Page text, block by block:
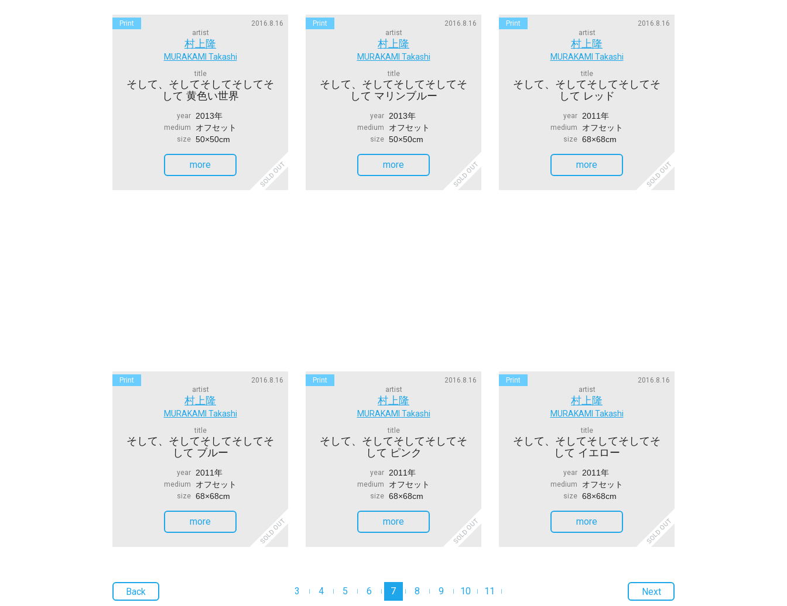
Print
2016.8.16
artist
村上隆
MURAKAMI Takashi
title
そして、そしてそしてそしてそ
して 黄色い世界
year 2013年
medium オフセット
size 50×50cm
SOLD OUT
more
Print
2016.8.16
artist
村上隆
MURAKAMI Takashi
title
そして、そしてそしてそしてそ
して マリンブルー
year 2013年
medium オフセット
size 50×50cm
SOLD OUT
more
Print
2016.8.16
artist
村上隆
MURAKAMI Takashi
title
そして、そしてそしてそしてそ
して レッド
year 2011年
medium オフセット
size 68×68cm
SOLD OUT
more
Print
2016.8.16
artist
村上隆
MURAKAMI Takashi
title
そして、そしてそしてそしてそ
して ブルー
year 2011年
medium オフセット
size 68×68cm
SOLD OUT
more
Print
2016.8.16
artist
村上隆
MURAKAMI Takashi
title
そして、そしてそしてそしてそ
して ピンク
year 2011年
medium オフセット
size 68×68cm
SOLD OUT
more
Print
2016.8.16
artist
村上隆
MURAKAMI Takashi
title
そして、そしてそしてそしてそ
して イエロー
year 2011年
medium オフセット
size 68×68cm
SOLD OUT
more
Back 3 4 5 6 7 8 9 10 11 Next